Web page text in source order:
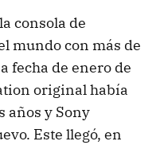
consola de
mundo con más de
a fecha de enero de
original había
años y Sony
Este llegó, en